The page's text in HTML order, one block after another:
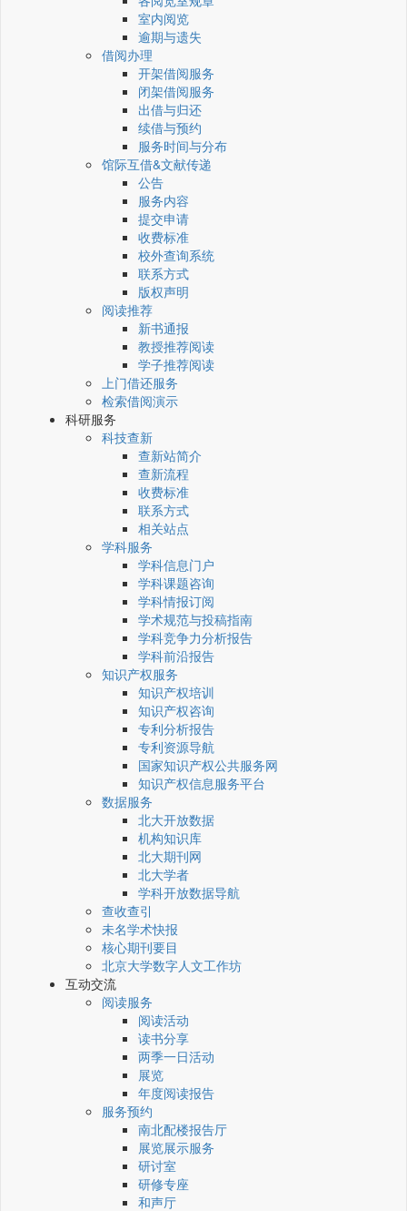
室内阅览
逾期与遗失
借阅办理
开架借阅服务
闭架借阅服务
出借与归还
续借与预约
服务时间与分布
馆际互借&文献传递
公告
服务内容
提交申请
收费标准
校外查询系统
联系方式
版权声明
阅读推荐
新书通报
教授推荐阅读
学子推荐阅读
上门借还服务
检索借阅演示
科研服务
科技查新
查新站简介
查新流程
收费标准
联系方式
相关站点
学科服务
学科信息门户
学科课题咨询
学科情报订阅
学术规范与投稿指南
学科竞争力分析报告
学科前沿报告
知识产权服务
知识产权培训
知识产权咨询
专利分析报告
专利资源导航
国家知识产权公共服务网
知识产权信息服务平台
数据服务
北大开放数据
机构知识库
北大期刊网
北大学者
学科开放数据导航
查收查引
未名学术快报
核心期刊要目
北京大学数字人文工作坊
互动交流
阅读服务
阅读活动
读书分享
两季一日活动
展览
年度阅读报告
服务预约
南北配楼报告厅
展览展示服务
研讨室
研修专座
和声厅